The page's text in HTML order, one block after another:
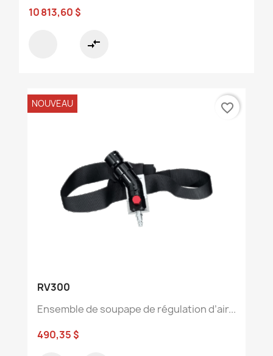
10 813,60 $
compare_arrows
RV300
Ensemble de soupape de régulation d’air...
490,35 $
NOUVEAU favorite_border